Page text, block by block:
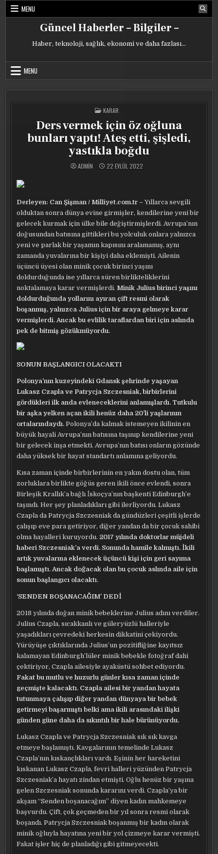
Skip
MENU
Güncel Haberler – Bilgiler –
Haber, teknoloji, sağlık, ekonomi ve daha fazlası…
MENU
POSTED
IN
KARAR
Ders vermek için öz oğluna
bunları yaptı! Ateş etti, şişledi,
yastıkla boğdu
ADMIN 22 EYLÜL 2022
Derleyen: Can Şişman / Milliyet.com.tr – Yıllarca sevgili
olduktan sonra dünya evine girmişler, kendilerine yeni bir
gelecek kurmak için ülke bile değiştirmişlerdi. Avrupa’nın
doğusundan batısına gittikleri bu yolculuk onlara yalnızca
yeni ve parlak bir yaşamın kapısını aralamamış, aynı
zamanda yuvalarına bir kişiyi daha eklemişti. Ailenin
üçüncü üyesi olan minik çocuk birinci yaşını
doldurduğunda ise yıllarca süren birlikteliklerini
noktalamaya karar vermişlerdi. Minik Julius birinci yaşını
doldurduğunda yollarını ayıran çift resmi olarak
boşanmış, yalnızca Julius için bir araya gelmeye karar
vermişlerdi. Ancak bu evlilik taraflardan biri için aslında
pek de bitmiş gözükmüyordu.
SONUN BAŞLANGICI OLACAKTI
Polonya’nın kuzeyindeki Gdansk şehrinde yaşayan
Lukasz Czapla ve Patrycja Szczesniak, birbirlerini
gördükleri ilk anda evleneceklerini anlamışlardı. Tutkulu
bir aşka yelken açan ikili henüz daha 20’li yaşlarının
ortalarındaydı. Polonya’da kalmak istemeyen ikilinin en
büyük hayali Avrupa’nın batısına taşınıp kendilerine yeni
bir gelecek inşa etmekti. Avrupa’nın batısı onların gözünde
daha yüksek bir hayat standartı anlamına geliyordu.
Kısa zaman içinde birbirlerinin en yakın dostu olan, tüm
zorluklara birlikte göğüs geren ikili önce evlendi, sonra
Birleşik Krallık’a bağlı İskoçya’nın başkenti Edinburgh’e
taşındı. Her şey planladıkları gibi ilerliyordu. Lukasz
Czapla da Patrycja Szczesniak da gündüzleri çeşitli işlerde
çalışıp eve para getiriyor, diğer yandan da bir çocuk sahibi
olma hayalleri kuruyordu. 2017 yılında doktorlar müjdeli
haberi Szczesniak’a verdi. Sonunda hamile kalmıştı. İkili
artık yuvalarına eklenecek üçüncü kişi için geri sayıma
başlamıştı. Ancak doğacak olan bu çocuk aslında aile için
sonun başlangıcı olacaktı.
‘SENDEN BOŞANACAĞIM’ DEDİ
2018 yılında doğan minik bebeklerine Julius adını verdiler.
Julius Czapla, sıcakkanlı ve güleryüzlü halleriyle
yaşadıkları çevredeki herkesin dikkatini çekiyordu.
Yürüyüşe çıktıklarında Julius’un pozitifliğine kayıtsız
kalamayan Edinburgh’lüler minik bebekle fotoğraf dahi
çektiriyor, Czapla ailesiyle ayaküstü sohbet ediyordu.
Fakat bu mutlu ve huzurlu günler kısa zaman içinde
geçmişte kalacaktı. Czapla ailesi bir yandan hayata
tutunmaya çalışıp diğer yandan dünyaya bir bebek
getirmeyi başarmıştı belki ama ikili arasındaki ilişki
günden güne daha da sıkıntılı bir hale bürünüyordu.
Lukasz Czapla ve Patrycja Szczesniak sık sık kavga
etmeye başlamıştı. Kavgalarının temelinde Lukasz
Czapla’nın kıskançlıkları vardı. Eşinin her hareketini
kıskanan Lukasz Czapla, fevri halleri yüzünden Patrycja
Szczesniak’a hayatı zindan etmişti. Oğlu henüz bir yaşına
gelen Szczesniak sonunda kararını verdi. Czapla’ya bir
akşam “Senden boşanacağım” diyen kadın mahkemeye
başvurdu. Çift, çok geçmeden bir yıl sonra resmi olarak
boşandı. Patrycja Szczesniak boşanmış bir kadın olarak
minik oğluyla hayatına yeni bir yol çizmeye karar vermişti.
Fakat işler hiç de planladığı gibi gitmeyecekti.